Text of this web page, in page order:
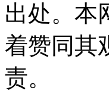
出处。本
着赞同其
责。